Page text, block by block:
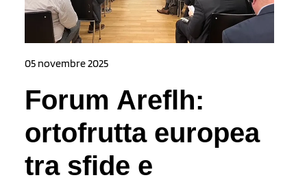
05 novembre 2025
Forum Areflh:
ortofrutta europea
tra sfide e